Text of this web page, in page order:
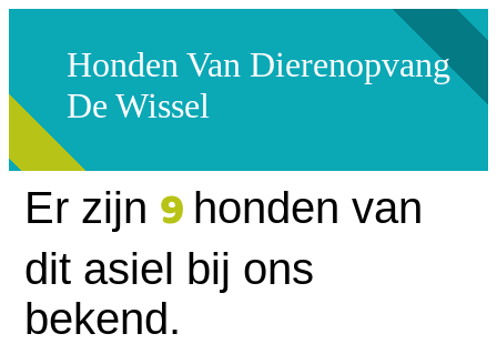
Honden Van Dierenopvang
De Wissel
Er zijn 9 honden van
dit asiel bij ons
bekend.